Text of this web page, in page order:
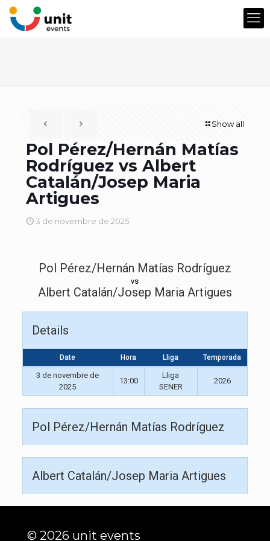
Show all
Pol Pérez/Hernán Matías
Rodríguez vs Albert
Catalán/Josep Maria
Artigues
3 de novembre de 2025
Pol Pérez/Hernán Matías Rodríguez
vs
Albert Catalán/Josep Maria Artigues
Details
Date Hora Lliga Temporada
3 de novembre de
2025
13:00
Lliga
SENER
2026
Pol Pérez/Hernán Matías Rodríguez
Albert Catalán/Josep Maria Artigues
© 2026 unit events